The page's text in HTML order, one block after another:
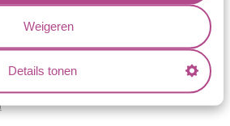
Weigeren
Details tonen